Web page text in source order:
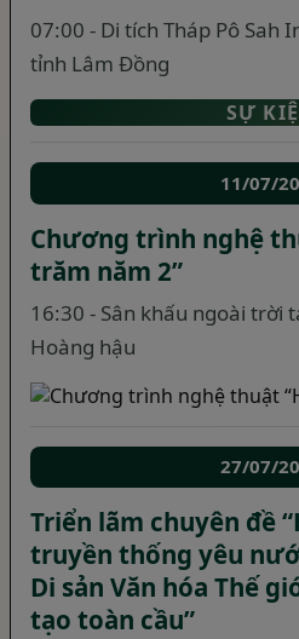
07:00 - Di tích Tháp Pô Sah
tỉnh Lâm Đồng
SỰ
11/07/
Chương trình nghệ
trăm năm 2”
16:30 - Sân khấu ngoài trời
Hoàng hậu
27/07/
Triển lãm chuyên đề
truyền thống yêu
Di sản Văn hóa Thế
tạo toàn cầu”